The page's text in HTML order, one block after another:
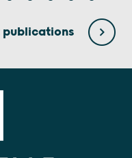
publications